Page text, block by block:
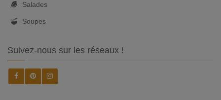
Salades
Soupes
Suivez-nous sur les réseaux !